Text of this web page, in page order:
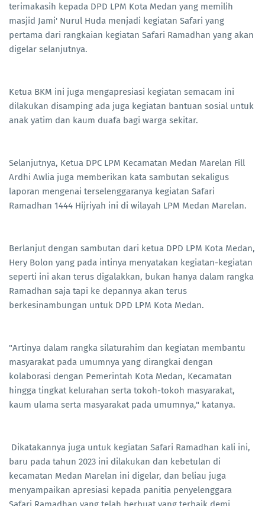
terimakasih kepada DPD LPM Kota Medan yang memilih
masjid Jami' Nurul Huda menjadi kegiatan Safari yang
pertama dari rangkaian kegiatan Safari Ramadhan yang akan
digelar selanjutnya.
Ketua BKM ini juga mengapresiasi kegiatan semacam ini
dilakukan disamping ada juga kegiatan bantuan sosial untuk
anak yatim dan kaum duafa bagi warga sekitar.
Selanjutnya, Ketua DPC LPM Kecamatan Medan Marelan Fill
Ardhi Awlia juga memberikan kata sambutan sekaligus
laporan mengenai terselenggaranya kegiatan Safari
Ramadhan 1444 Hijriyah ini di wilayah LPM Medan Marelan.
Berlanjut dengan sambutan dari ketua DPD LPM Kota Medan,
Hery Bolon yang pada intinya menyatakan kegiatan-kegiatan
seperti ini akan terus digalakkan, bukan hanya dalam rangka
Ramadhan saja tapi ke depannya akan terus
berkesinambungan untuk DPD LPM Kota Medan.
"Artinya dalam rangka silaturahim dan kegiatan membantu
masyarakat pada umumnya yang dirangkai dengan
kolaborasi dengan Pemerintah Kota Medan, Kecamatan
hingga tingkat kelurahan serta tokoh-tokoh masyarakat,
kaum ulama serta masyarakat pada umumnya," katanya.
Dikatakannya juga untuk kegiatan Safari Ramadhan kali ini,
baru pada tahun 2023 ini dilakukan dan kebetulan di
kecamatan Medan Marelan ini digelar, dan beliau juga
menyampaikan apresiasi kepada panitia penyelenggara